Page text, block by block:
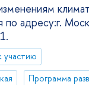
по адресу:г.
участию
Программа